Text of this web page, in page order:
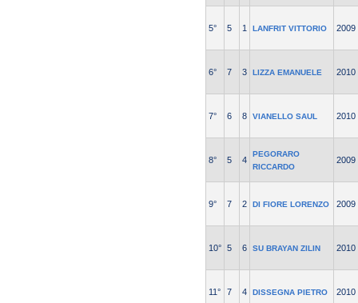
5° 5 1 LANFRIT VITTORIO 2009
6° 7 3 LIZZA EMANUELE 2010
7° 6 8 VIANELLO SAUL 2010
8° 5 4
PEGORARO
RICCARDO
2009
9° 7 2 DI FIORE LORENZO 2009
10° 5 6 SU BRAYAN ZILIN 2010
11° 7 4 DISSEGNA PIETRO 2010